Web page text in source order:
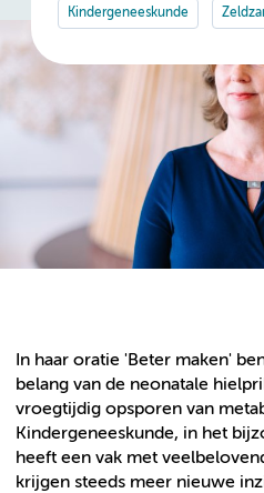
Kindergeneeskunde
In haar oratie 'Beter maken'
belang van de neonatale
vroegtijdig opsporen van
Kindergeneeskunde, in het
heeft een vak met
krijgen steeds meer nieuwe